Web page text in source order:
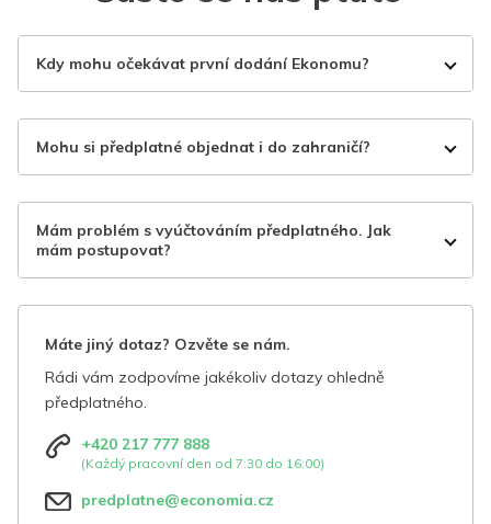
Kdy mohu očekávat první dodání Ekonomu?
Mohu si předplatné objednat i do zahraničí?
Mám problém s vyúčtováním předplatného. Jak
mám postupovat?
Máte jiný dotaz? Ozvěte se nám.
Rádi vám zodpovíme jakékoliv dotazy ohledně
předplatného.
+420 217 777 888
(Každý pracovní den od 7:30 do 16:00)
predplatne@economia.cz